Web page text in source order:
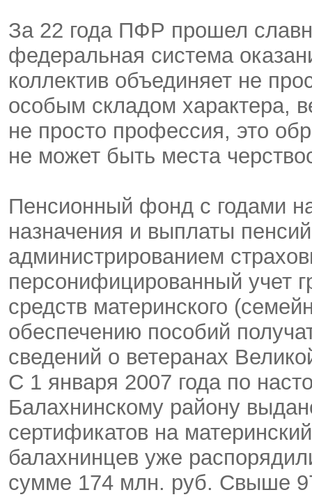
За 22 года ПФР прошел
федеральная система
коллектив объединяет не
особым складом характера,
не просто профессия, это
не может быть места
Пенсионный фонд с годами
назначения и выплаты
администрированием
персонифицированный учет
средств материнского
обеспечению пособий
сведений о ветеранах
С 1 января 2007 года по
Балахнинскому району
сертификатов на
балахнинцев уже
сумме 174 млн. руб. Свыше